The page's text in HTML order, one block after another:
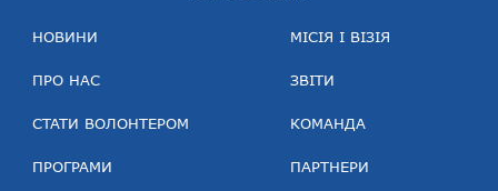
НОВИНИ
ПРО НАС
СТАТИ ВОЛОНТЕРОМ
ПРОГРАМИ
МІСІЯ І ВІЗІЯ
ЗВІТИ
КОМАНДА
ПАРТНЕРИ